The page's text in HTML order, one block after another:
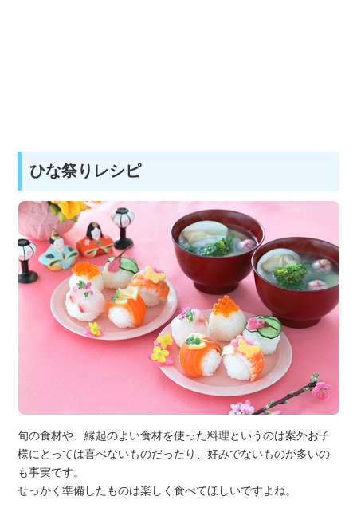
ひな祭りレシピ
旬の食材や、縁起のよい食材を使った料理というのは案外お子
様にとっては喜べないものだったり、好みでないものが多いの
も事実です。
せっかく準備したものは楽しく食べてほしいですよね。